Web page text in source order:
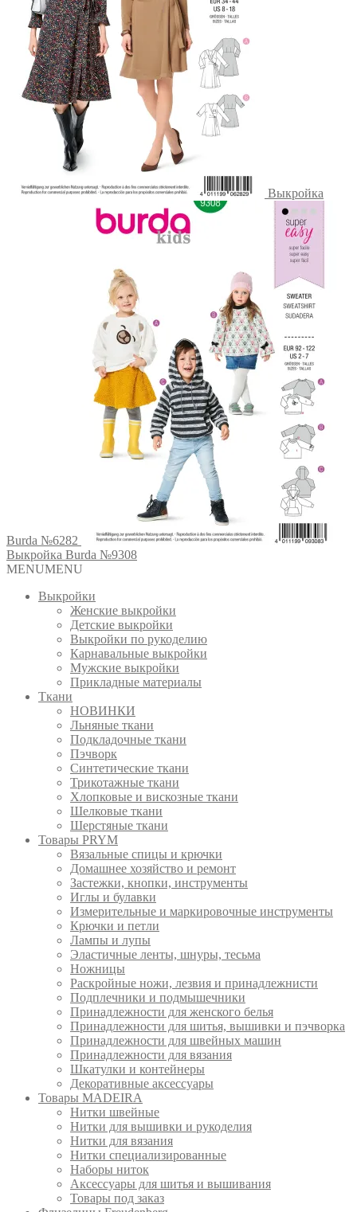
Выкройка
Burda №6282
Выкройка Burda №9308
MENUMENU
Выкройки
Женские выкройки
Детские выкройки
Выкройки по рукоделию
Карнавальные выкройки
Мужские выкройки
Прикладные материалы
Ткани
НОВИНКИ
Льняные ткани
Подкладочные ткани
Пэчворк
Синтетические ткани
Трикотажные ткани
Хлопковые и вискозные ткани
Шелковые ткани
Шерстяные ткани
Товары PRYM
Вязальные спицы и крючки
Домашнее хозяйство и ремонт
Застежки, кнопки, инструменты
Иглы и булавки
Измерительные и маркировочные инструменты
Крючки и петли
Лампы и лупы
Эластичные ленты, шнуры, тесьма
Ножницы
Раскройные ножи, лезвия и принадлежнисти
Подплечники и подмышечники
Принадлежности для женского белья
Принадлежности для шитья, вышивки и пэчворка
Принадлежности для швейных машин
Принадлежности для вязания
Шкатулки и контейнеры
Декоративные аксессуары
Товары MADEIRA
Нитки швейные
Нитки для вышивки и рукоделия
Нитки для вязания
Нитки специализированные
Наборы ниток
Аксессуары для шитья и вышивания
Товары под заказ